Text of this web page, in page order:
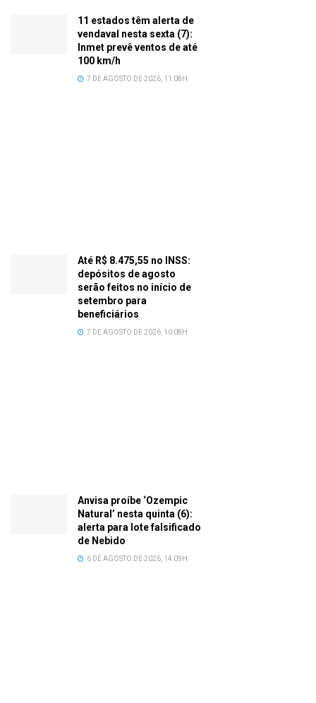
11 estados têm alerta de
vendaval nesta sexta (7):
Inmet prevê ventos de até
100 km/h
7 DE AGOSTO DE 2026, 11:08H
Até R$ 8.475,55 no INSS:
depósitos de agosto
serão feitos no início de
setembro para
beneficiários
7 DE AGOSTO DE 2026, 10:08H
Anvisa proíbe ‘Ozempic
Natural’ nesta quinta (6):
alerta para lote falsificado
de Nebido
6 DE AGOSTO DE 2026, 14:09H